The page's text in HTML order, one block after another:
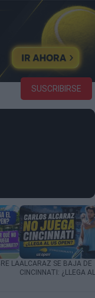
SUSCRIBIRSE
LAALCARAZ SE BAJA DE
CINCINNATI: ¿LLEGA
e